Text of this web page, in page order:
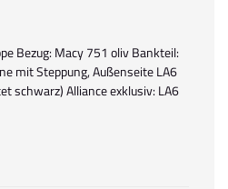
Bezug: Macy 751 oliv Bankteil:
mit Steppung, Außenseite LA6
schwarz) Alliance exklusiv: LA6